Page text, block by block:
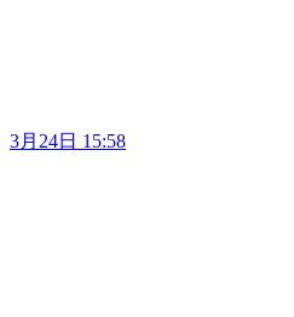
3月24日 15:58